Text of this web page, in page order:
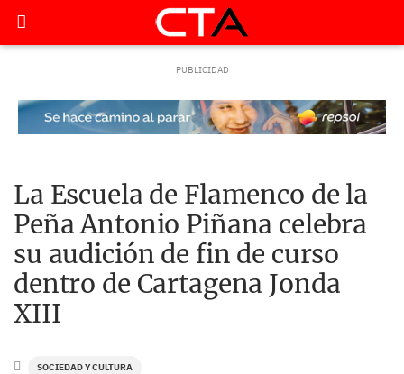
La Escuela de Flamenco de la
Peña Antonio Piñana celebra
su audición de fin de curso
dentro de Cartagena Jonda
XIII
SOCIEDAD Y CULTURA